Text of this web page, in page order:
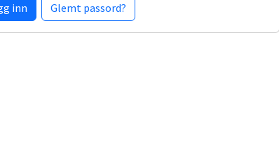
inn Glemt passord?